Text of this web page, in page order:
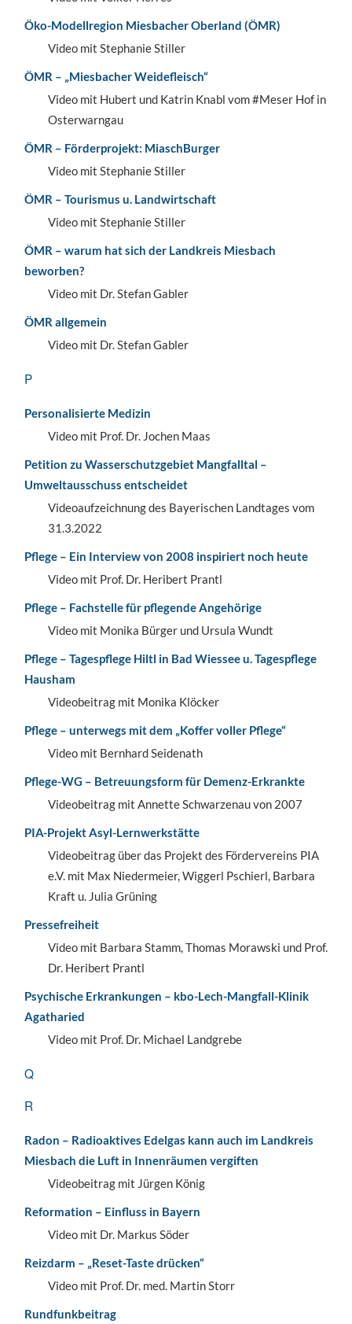
Öko-Modellregion Miesbacher Oberland (ÖMR)
Video mit Stephanie Stiller
ÖMR – „Miesbacher Weidefleisch“
Video mit Hubert und Katrin Knabl vom #Meser Hof in
Osterwarngau
ÖMR – Förderprojekt: MiaschBurger
Video mit Stephanie Stiller
ÖMR – Tourismus u. Landwirtschaft
Video mit Stephanie Stiller
ÖMR – warum hat sich der Landkreis Miesbach
beworben?
Video mit Dr. Stefan Gabler
ÖMR allgemein
Video mit Dr. Stefan Gabler
P
Personalisierte Medizin
Video mit Prof. Dr. Jochen Maas
Petition zu Wasserschutzgebiet Mangfalltal –
Umweltausschuss entscheidet
Videoaufzeichnung des Bayerischen Landtages vom
31.3.2022
Pflege – Ein Interview von 2008 inspiriert noch heute
Video mit Prof. Dr. Heribert Prantl
Pflege – Fachstelle für pflegende Angehörige
Video mit Monika Bürger und Ursula Wundt
Pflege – Tagespflege Hiltl in Bad Wiessee u. Tagespflege
Hausham
Videobeitrag mit Monika Klöcker
Pflege – unterwegs mit dem „Koffer voller Pflege“
Video mit Bernhard Seidenath
Pflege-WG – Betreuungsform für Demenz-Erkrankte
Videobeitrag mit Annette Schwarzenau von 2007
PIA-Projekt Asyl-Lernwerkstätte
Videobeitrag über das Projekt des Fördervereins PIA
e.V. mit Max Niedermeier, Wiggerl Pschierl, Barbara
Kraft u. Julia Grüning
Pressefreiheit
Video mit Barbara Stamm, Thomas Morawski und Prof.
Dr. Heribert Prantl
Psychische Erkrankungen – kbo-Lech-Mangfall-Klinik
Agatharied
Video mit Prof. Dr. Michael Landgrebe
Q
R
Radon – Radioaktives Edelgas kann auch im Landkreis
Miesbach die Luft in Innenräumen vergiften
Videobeitrag mit Jürgen König
Reformation – Einfluss in Bayern
Video mit Dr. Markus Söder
Reizdarm – „Reset-Taste drücken“
Video mit Prof. Dr. med. Martin Storr
Rundfunkbeitrag